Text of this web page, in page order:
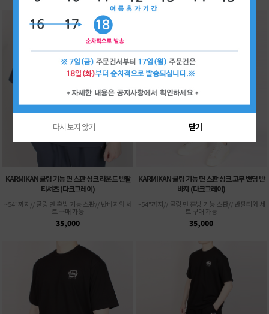
KARMIKAN 쿨링 기능 면 스판 싱크 라운드 반팔
티셔츠 (다크그레이)
~54"까지// 쿨링 면 혼방 기능 스판// 반바지와 세
트 구매 가능
35,000
KARMIKAN 쿨링 기능 면 스판 싱크 고무 밴딩 반
바지 (다크그레이)
~54"까지// 쿨링 면 혼방 기능 스판// 반팔티와 세
트 구매 가능
35,000
다시 보지 않기 닫기